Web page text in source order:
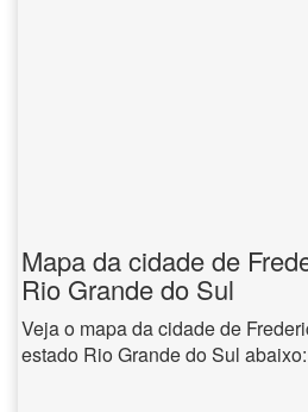
Mapa da cidade de
Rio Grande do Sul
Veja o mapa da cidade de
estado Rio Grande do Sul abaixo: